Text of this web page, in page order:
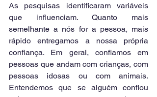
As pesquisas identificaram variáveis
que influenciam. Quanto mais
semelhante a nós for a pessoa, mais
rápido entregamos a nossa própria
confiança. Em geral, confiamos em
pessoas que andam com crianças, com
pessoas idosas ou com animais.
Entendemos que se alguém confiou